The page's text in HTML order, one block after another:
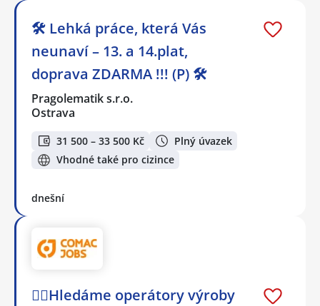
🛠️ Lehká práce, která Vás
neunaví – 13. a 14.plat,
doprava ZDARMA !!! (P) 🛠️
Pragolematik s.r.o.
Ostrava
31 500 – 33 500 Kč
Plný úvazek
Vhodné také pro cizince
dnešní
🕵️‍♂️Hledáme operátory výroby